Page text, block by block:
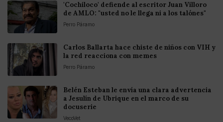
'Cochiloco' defiende al escritor Juan Villoro
de AMLO: "usted no le llega ni a los talónes"
Perro Páramo
Carlos Ballarta hace chiste de niños con VIH y
la red reacciona con memes
Perro Páramo
Belén Esteban le envía una clara advertencia
a Jesulín de Ubrique en el marco de su
docuserie
VecoVet